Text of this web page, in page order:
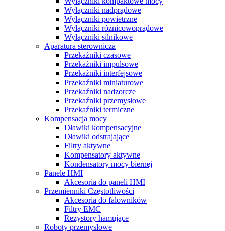
Wyłączniki nadprądowe
Wyłączniki powietrzne
Wyłączniki różnicowoprądowe
Wyłączniki silnikowe
Aparatura sterownicza
Przekaźniki czasowe
Przekaźniki impulsowe
Przekaźniki interfejsowe
Przekaźniki miniaturowe
Przekaźniki nadzorcze
Przekaźniki przemysłowe
Przekaźniki termiczne
Kompensacja mocy
Dławiki kompensacyjne
Dławiki odstrajające
Filtry aktywne
Kompensatory aktywne
Kondensatory mocy biernej
Panele HMI
Akcesoria do paneli HMI
Przemienniki Częstotliwości
Akcesoria do falowników
Filtry EMC
Rezystory hamujące
Roboty przemysłowe